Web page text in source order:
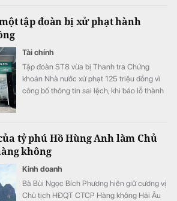
chính khiến chi phí quản lý doanh nghiệp
tập đoàn bị xử phạt hành
Tài chính
Tập đoàn ST8 vừa bị Thanh tra Chứng
khoán Nhà nước xử phạt 125 triệu đồng vì
công bố thông tin sai lệch, khi báo lỗ thành
tỷ phú Hồ Hùng Anh làm Chủ
không
Kinh doanh
Bà Bùi Ngọc Bích Phương hiện giữ cương vị
Chủ tịch HĐQT CTCP Hàng không Hải Âu